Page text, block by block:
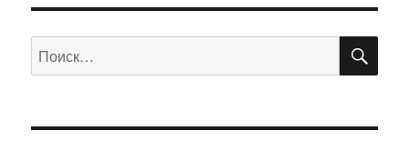
Искать: